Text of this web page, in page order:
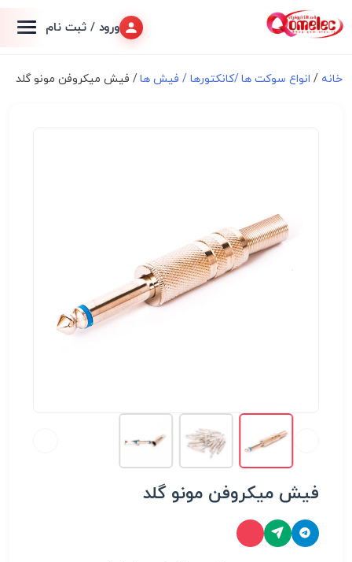
ورود / ثبت نام
خانه / انواع سوكت ها /کانکتورها / فیش ها/ فیش میکروفن مونو گلد
فیش میکروفن مونو گلد